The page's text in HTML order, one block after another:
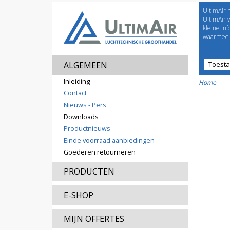
ALGEMEEN
Inleiding
Contact
Nieuws - Pers
Downloads
Productnieuws
Einde voorraad aanbiedingen
Goederen retourneren
PRODUCTEN
E-SHOP
MIJN OFFERTES
UltimAir
UltimAir
kleine
Home